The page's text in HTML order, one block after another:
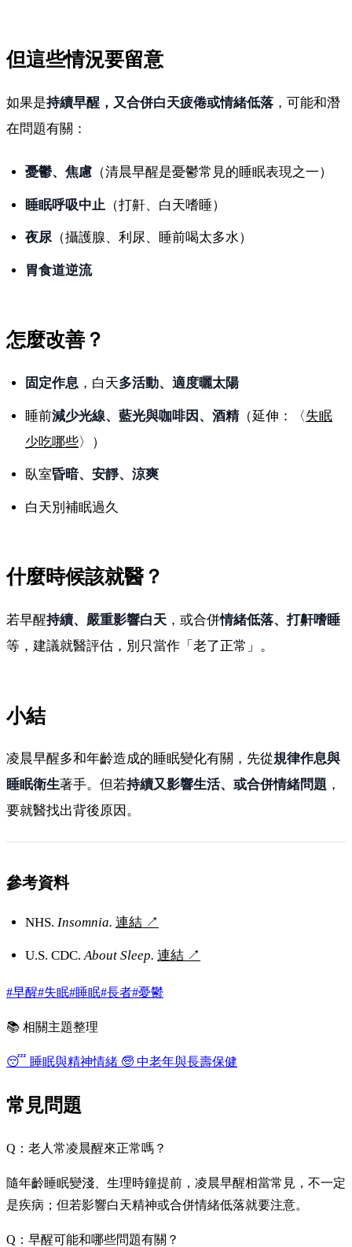
但這些情況要留意
如果是持續早醒，又合併白天疲倦或情緒低落 ，可能和潛
在問題有關：
憂鬱、焦慮 （清晨早醒是憂鬱常見的睡眠表現之一）
睡眠呼吸中止 （打鼾、白天嗜睡）
夜尿（攝護腺、利尿、睡前喝太多水）
胃食道逆流
怎麼改善？
固定作息 ，白天多活動、適度曬太陽
睡前減少光線、藍光與咖啡因、酒精（延伸：〈失眠
少吃哪些〉）
臥室昏暗、安靜、涼爽
白天別補眠過久
什麼時候該就醫？
若早醒持續、嚴重影響白天 ，或合併情緒低落、打鼾嗜睡
等，建議就醫評估，別只當作「老了正常」。
小結
凌晨早醒多和年齡造成的睡眠變化有關，先從規律作息與
睡眠衛生著手。但若持續又影響生活、或合併情緒問題 ，
要就醫找出背後原因。
參考資料
NHS.Insomnia. 連結 ↗
U.S. CDC.About Sleep. 連結 ↗
#早醒#失眠#睡眠#長者#憂鬱
📚 相關主題整理
😴 睡眠與精神情緒 🧓 中老年與長壽保健
常見問題
Q：老人常凌晨醒來正常嗎？
隨年齡睡眠變淺、生理時鐘提前，凌晨早醒相當常見，不一定
是疾病；但若影響白天精神或合併情緒低落就要注意。
Q：早醒可能和哪些問題有關？